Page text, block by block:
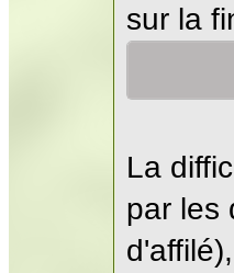
sur la
La
par les